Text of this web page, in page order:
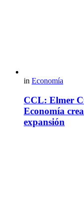
in Economía
CCL: Elmer
Economía
expansión